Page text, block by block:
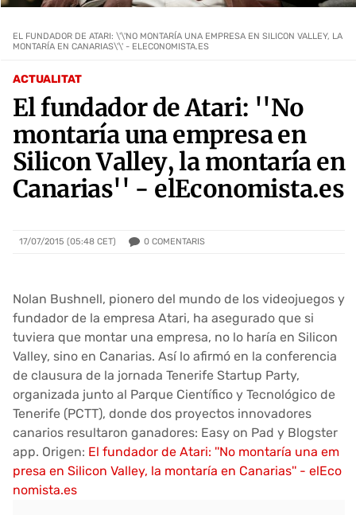
ACTUALITAT
El fundador de Atari: ''No
montaría una empresa en
Silicon Valley, la montaría en
Canarias'' - elEconomista.es
17/07/2015 (05:48 CET) 0 COMENTARIS
EL FUNDADOR DE ATARI: \'\'NO MONTARÍA UNA EMPRESA EN SILICON VALLEY, LA
MONTARÍA EN CANARIAS\'\' - ELECONOMISTA.ES
Nolan Bushnell, pionero del mundo de los videojuegos y
fundador de la empresa Atari, ha asegurado que si
tuviera que montar una empresa, no lo haría en Silicon
Valley, sino en Canarias. Así lo afirmó en la conferencia
de clausura de la jornada Tenerife Startup Party,
organizada junto al Parque Científico y Tecnológico de
Tenerife (PCTT), donde dos proyectos innovadores
canarios resultaron ganadores: Easy on Pad y Blogster
app. Origen: El fundador de Atari: ''No montaría una em
presa en Silicon Valley, la montaría en Canarias'' - elEco
nomista.es